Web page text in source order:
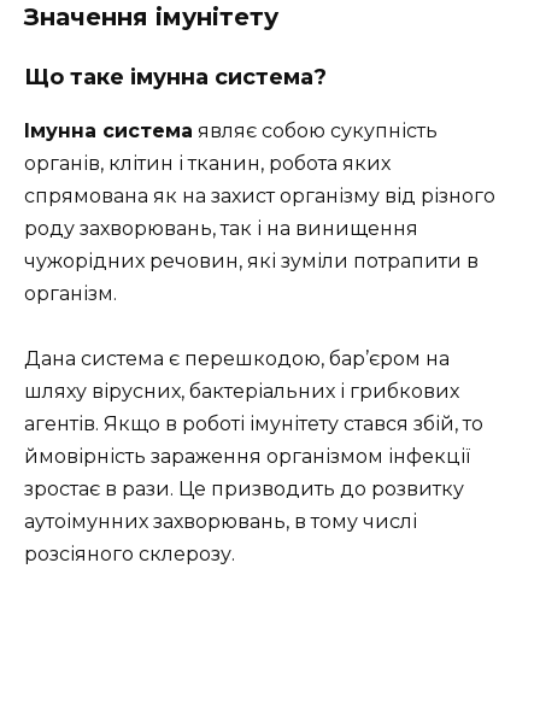
Значення імунітету
Що таке імунна система?
Імунна система являє собою сукупність
органів, клітин і тканин, робота яких
спрямована як на захист організму від різного
роду захворювань, так і на винищення
чужорідних речовин, які зуміли потрапити в
організм.
Дана система є перешкодою, бар’єром на
шляху вірусних, бактеріальних і грибкових
агентів. Якщо в роботі імунітету стався збій, то
ймовірність зараження організмом інфекції
зростає в рази. Це призводить до розвитку
аутоімунних захворювань, в тому числі
розсіяного склерозу.